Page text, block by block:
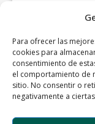
Para ofrecer las
cookies para
consentimiento de
el comportamiento de
sitio. No consentir o
negativamente a